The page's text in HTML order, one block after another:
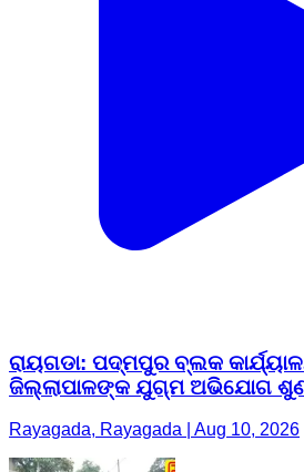
ରାୟଗଡା: ପଦ୍ମପୁର ବ୍ଲକ
ଜିଲ୍ଲାପାଳଙ୍କ ଯୁଗ୍ମ ଅଭିଯୋଗ
Rayagada, Rayagada | Aug 10, 2026